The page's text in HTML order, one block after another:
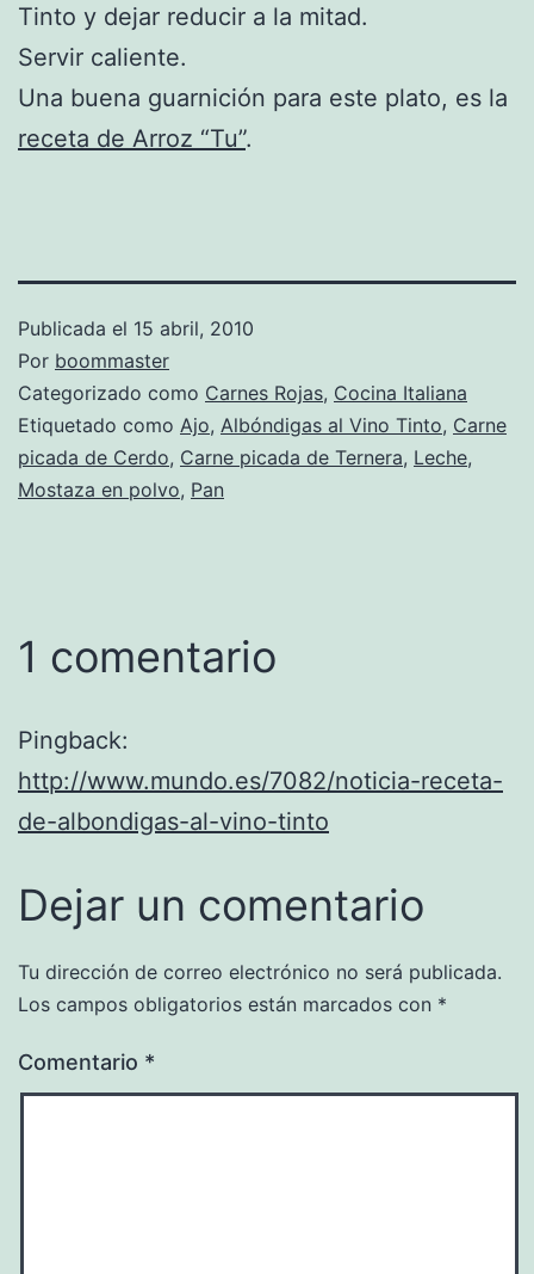
Tinto y dejar reducir a la mitad.
Servir caliente.
Una buena guarnición para este plato, es la
receta de Arroz “Tu”.
Publicada el 15 abril, 2010
Por boommaster
Categorizado como Carnes Rojas, Cocina Italiana
Etiquetado como Ajo, Albóndigas al Vino Tinto, Carne
picada de Cerdo, Carne picada de Ternera, Leche,
Mostaza en polvo, Pan
1 comentario
Pingback:
http://www.mundo.es/7082/noticia-receta-
de-albondigas-al-vino-tinto
Dejar un comentario
Tu dirección de correo electrónico no será publicada.
Los campos obligatorios están marcados con *
Comentario *